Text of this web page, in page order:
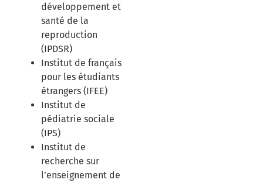
développement et
santé de la
reproduction
(IPDSR)
Institut de français
pour les étudiants
étrangers (IFEE)
Institut de
pédiatrie sociale
(IPS)
Institut de
recherche sur
l’enseignement de